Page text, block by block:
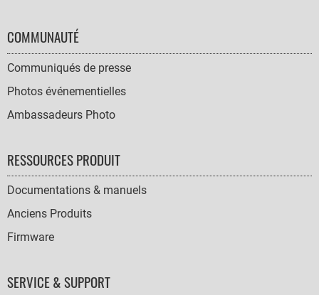
COMMUNAUTÉ
Communiqués de presse
Photos événementielles
Ambassadeurs Photo
RESSOURCES PRODUIT
Documentations & manuels
Anciens Produits
Firmware
SERVICE & SUPPORT